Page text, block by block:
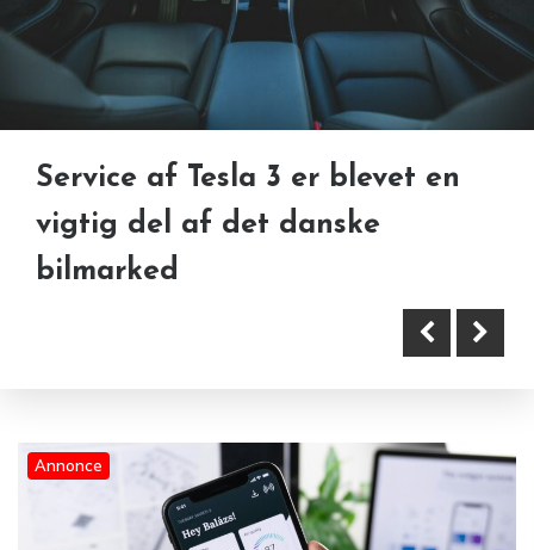
Derfor er en app prototype
Service Tesla i USA og Danmark
Service af Tesla 3 er blevet en
vigtig del af det danske
bilmarked
Annonce